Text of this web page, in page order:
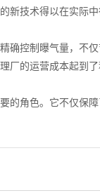
新技术得以在实际中
控制曝气量，不仅
厂的运营成本起到了
角色。它不仅保障